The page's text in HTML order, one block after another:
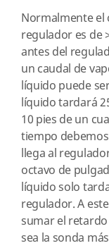
Normalmente el
regulador es de
antes del
un caudal de
líquido puede
líquido tardará
10 pies de un
tiempo
llega al
octavo de
líquido solo
regulador. A
sumar el
sea la sonda